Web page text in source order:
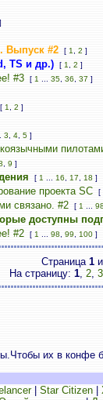
Выпуск #2 [ 1 2 ]
TS и др.) [ 1 2 ]
#3 [ 1 35, 36, 37 ]
[ 1 2 ]
3 4, 5]
9 ]
[ 1 16, 17 18 ]
проекта SC [
связано. #2 [ 1 98
доступны
#2 [ 1 98 99 100]
Страница 1
На страницу: 1, 2, 3
их в конфе
| Star Citizen|